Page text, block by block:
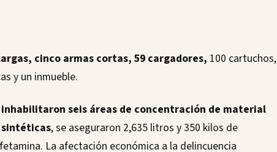
cinco armas cortas, 59 cargadores, 100 cartuchos,
y un inmueble.
inhabilitaron seis áreas de concentración de material
sintéticas, se aseguraron 2,635 litros y 350 kilos de
La afectación económica a la delincuencia